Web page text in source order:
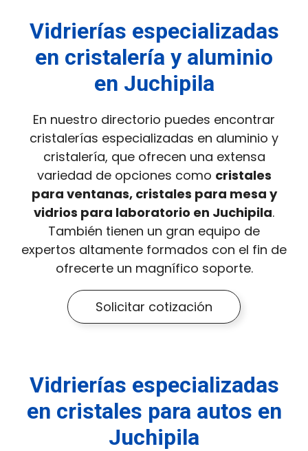
Vidrierías especializadas
en cristalería y aluminio
en Juchipila
En nuestro directorio puedes encontrar
cristalerías especializadas en aluminio y
cristalería, que ofrecen una extensa
variedad de opciones como cristales
para ventanas, cristales para mesa y
vidrios para laboratorio en Juchipila.
También tienen un gran equipo de
expertos altamente formados con el fin de
ofrecerte un magnífico soporte.
Solicitar cotización
Vidrierías especializadas
en cristales para autos en
Juchipila